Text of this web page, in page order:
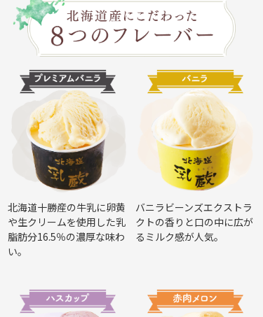
北海道十勝産の牛乳に卵黄
や生クリームを使用した乳
脂肪分16.5％の濃厚な味わ
い。
バニラビーンズエクストラ
クトの香りと口の中に広が
るミルク感が人気。